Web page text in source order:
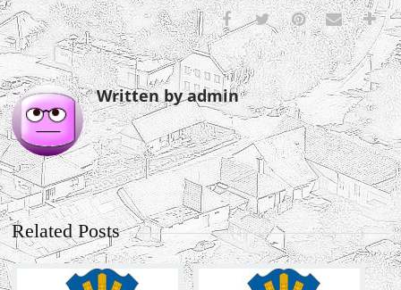
Written by admin
Related Posts